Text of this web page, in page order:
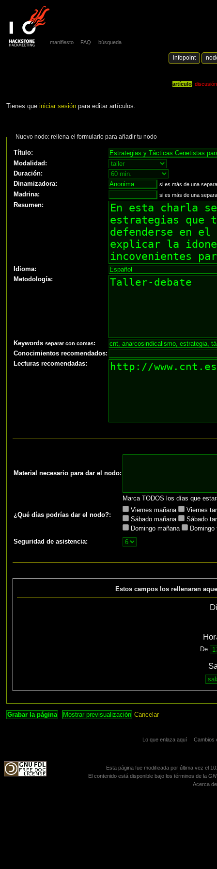
Tienes que iniciar sesiónpara editar artículos.
Nuevo nodo: rellena el formulario para añadir tu nodo
Título:
Modalidad:
Duración:
Dinamizadora:
si es más de una
Madrina: si es más de una
Resumen:
Idioma:
Metodología:
Keywordsseparar con comas:
Conocimientos recomendados:
Lecturas recomendadas:
Material necesario para dar el nodo:
¿Qué días podrías dar el nodo?:
Marca TODOS los días que
Viernes mañana
Viernes
Sábado mañana
Sábado
Domingo mañana
Domingo
Seguridad de asistencia:
Estos campos los rellenaran
De
Cancelar
artículo discusión
manifiesto FAQ búsqueda
infopoint
Lo que enlaza aquí Cambios
Esta página fue modificada por última vez el
El contenido está disponible bajo los términos de la
Acerca